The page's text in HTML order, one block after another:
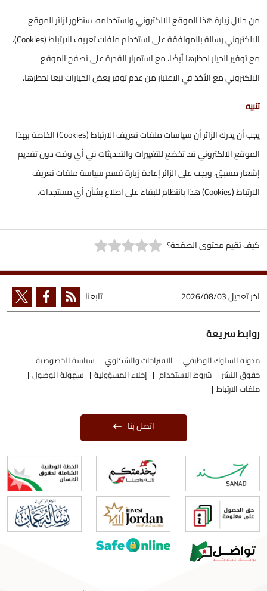
من خلال زيارة هذا الموقع الالكتروني واستخدامه، ستظهر لزائر الموقع
الالكتروني رسالة بالموافقة على استخدام ملفات تعريف الارتباط (Cookies)،
مع توفير الخيار لحظرها أيضًا، مع استمرار القدرة على تصفح الموقع
الالكتروني مع الأخذ في الاعتبار من عدم توفر بعض الخيارات تبعا لحظرها.
تنبيه
يجب أن يدرك الزائر أن سياسات ملفات تعريف الارتباط (Cookies) الخاصة بهذا
الموقع الالكتروني قد تخضع للتغييرات والتحديثات في أي وقت دون تقديم
إشعار مسبق، ويجب على الزائر إعادة زيارة قسم سياسة ملفات تعريف
الارتباط (Cookies) هذا بانتظام للبقاء على اطلاع بشأن أي مستجدات.
كيف تقيم محتوى الصفحة؟
اخر تعديل2026/08/03 تابعنا
روابط سريعة
مدونة السلوك الوظيفي الاقتراحات والشكاوي
سياسة الخصوصية
حقوق النشر
شروط الاستخدام إخلاء المسؤولية
سهولة الوصول
ملفات الارتباط
اتصل بنا